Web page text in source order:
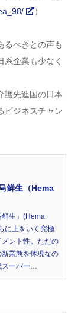
）
るべきとの声も
企業も少なく
護先進国の日本
ビジネスチャン
鲜生（Hema
生」(Hema
に上をいく究極
ント性。ただの
業態を体現なの
ーパー…